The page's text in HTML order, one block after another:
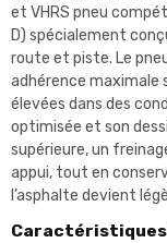
et VHRS pneu
D) spécialement
route et piste. Le
adhérence maximale
élevées dans des
optimisée et son
supérieure, un
appui, tout en
l’asphalte devient
Caractéristiques